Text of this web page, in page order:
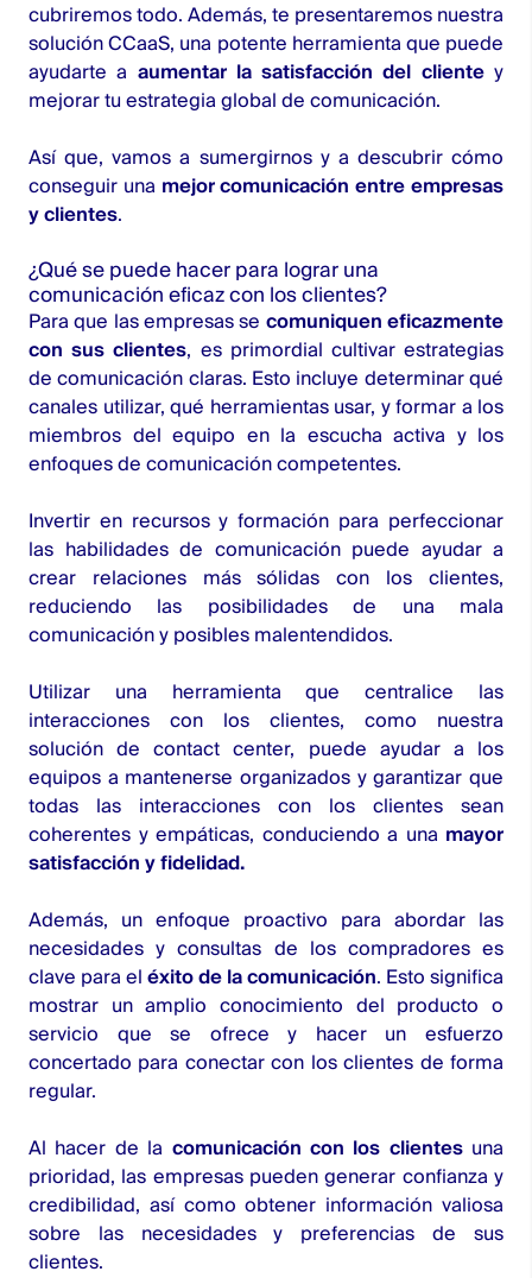
cubriremos todo. Además, te presentaremos nuestra
soluciónCCaaS, una potente herramienta que puede
ayudarte a aumentar la satisfacción del clientey
mejorar tu estrategia global de comunicación.
Así que, vamos a sumergirnos y a descubrir cómo
conseguir una mejor comunicación entre empresas
y clientes.
¿Qué se puede hacer para lograr una
comunicación eficaz con los clientes?
Para que las empresas se comuniquen eficazmente
con sus clientes, es primordial cultivar estrategias
de comunicación claras. Esto incluye determinar qué
canales utilizar, qué herramientas usar, y formar a los
miembros del equipo en la escucha activa y los
enfoques de comunicación competentes.
Invertir en recursos y formación para perfeccionar
las habilidades de comunicación puede ayudar a
crear relaciones más sólidas con los clientes,
reduciendo las posibilidades de una mala
comunicación y posibles malentendidos.
Utilizar una herramienta que centralice las
interacciones con los clientes, como nuestra
solución de contact center, puede ayudar a los
equipos a mantenerse organizados y garantizar que
todas las interacciones con los clientes sean
coherentes y empáticas, conduciendo a una mayor
satisfacción y fidelidad.
Además, un enfoque proactivo para abordar las
necesidades y consultas de los compradores es
clave para el éxito de la comunicación. Esto significa
mostrar un amplio conocimiento del producto o
servicio que se ofrece y hacer un esfuerzo
concertado para conectar con los clientes de forma
regular.
Al hacer de la comunicación con los clientes una
prioridad, las empresas pueden generar confianza y
credibilidad, así como obtener información valiosa
sobre las necesidades y preferencias de sus
clientes.